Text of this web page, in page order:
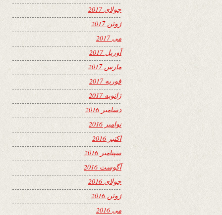
جولای 2017
ژوئن 2017
می 2017
آوریل 2017
مارس 2017
فوریه 2017
ژانویه 2017
دسامبر 2016
نوامبر 2016
اکتبر 2016
سپتامبر 2016
آگوست 2016
جولای 2016
ژوئن 2016
می 2016